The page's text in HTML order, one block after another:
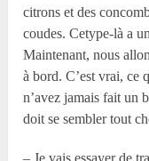
citrons et des
coudes. Cetype-là a
Maintenant, nous
à bord. C’est vrai, ce
n’avez jamais fait un
doit se sembler tout